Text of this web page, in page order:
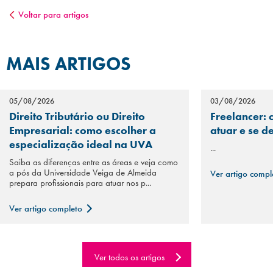
Voltar para artigos
MAIS ARTIGOS
05/08/2026
Direito Tributário ou Direito
Empresarial: como escolher a
especialização ideal na UVA
Saiba as diferenças entre as áreas e veja como
a pós da Universidade Veiga de Almeida
prepara profissionais para atuar nos p...
Ver artigo completo
03/08/2026
Freelancer:
atuar e se
...
Ver artigo
Ver todos os artigos